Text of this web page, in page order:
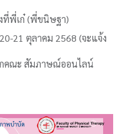
ที่พี่เก๋ (พี่ขนิษฐา)
21 ตุลาคม 2568 (จะแจ้ง
คณะ สัมภาษณ์ออนไลน์